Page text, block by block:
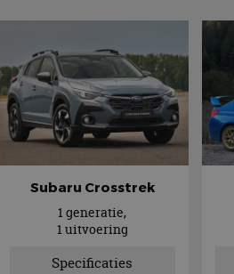
Subaru Crosstrek
1 generatie,
1 uitvoering
Specificaties